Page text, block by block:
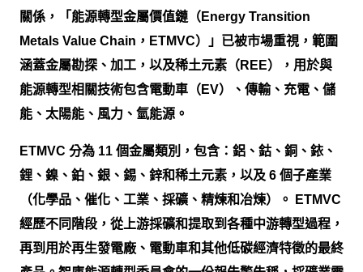
關係，「能源轉型金屬價值鏈（Energy Transition
Metals Value Chain，ETMVC）」已被市場重視，範圍
涵蓋金屬勘探、加工，以及稀土元素（REE），用於與
能源轉型相關技術包含電動車（EV）、傳輸、充電、儲
能、太陽能、風力、氫能源。
ETMVC 分為 11 個金屬類別，包含：鋁、鈷、銅、銥、
鋰、鎳、鉑、銀、錫、鋅和稀土元素，以及 6 個子產業
（化學品、催化、工業、採礦、精煉和冶煉）。 ETMVC
經歷不同階段，從上游採礦和提取到各種中游轉型過程，
再到用於再生發電廠、電動車和其他低碳經濟特徵的最終